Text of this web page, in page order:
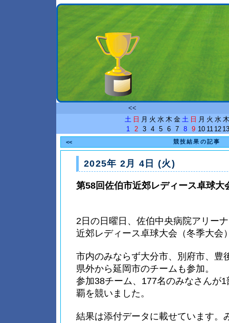
<<
土 日 月 火 水 木 金 土 日 月 火 水 木
1
2 3 4 5 6 7 8 9 10 11 12 13
<< 競技結果の記事
2025年 2月 4日 (火)
第58回佐伯市近郊レディース卓球大
2日の日曜日、佐伯中央病院アリー
近郊レディース卓球大会（冬季大会
市内のみならず大分市、別府市、豊
県外から延岡市のチームも参加。
参加38チーム、177名のみなさんが
覇を競いました。
結果は添付データに載せています。